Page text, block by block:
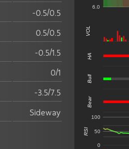
-0.5/0.5
0.5/0.5
-0.5/1.5
0/1
-3.5/7.5
Sideway
6.0
VOL
HA
Bull
Bear
0
50
100
RSI